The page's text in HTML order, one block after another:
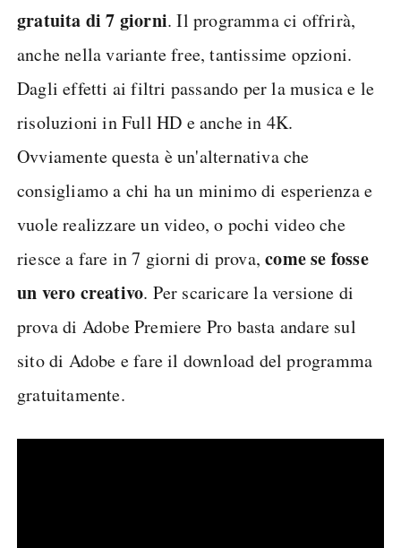
gratuita di 7 giorni. Il programma ci offrirà,
anche nella variante free, tantissime opzioni.
Dagli effetti ai filtri passando per la musica e le
risoluzioni in Full HD e anche in 4K.
Ovviamente questa è un'alternativa che
consigliamo a chi ha un minimo di esperienza e
vuole realizzare un video, o pochi video che
riesce a fare in 7 giorni di prova, come se fosse
un vero creativo. Per scaricare la versione di
prova di Adobe Premiere Pro basta andare sul
sito di Adobe e fare il download del programma
gratuitamente.